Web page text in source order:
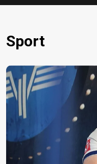
Sport